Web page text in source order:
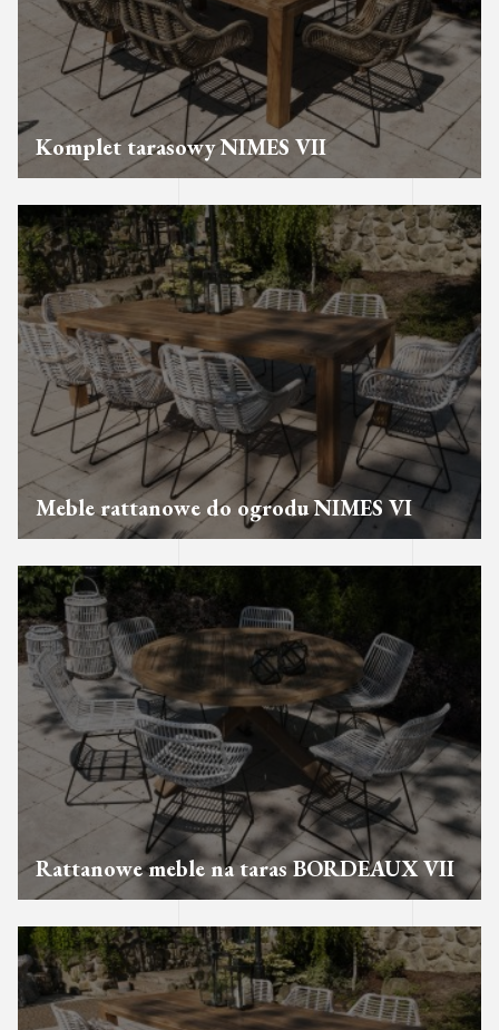
Komplet tarasowy NIMES VII
Meble rattanowe do ogrodu NIMES VI
Rattanowe meble na taras BORDEAUX VII